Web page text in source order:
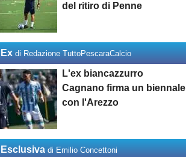
del ritiro di Penne
Ex di Redazione TuttoPescaraCalcio
L'ex biancazzurro
Cagnano firma un biennale
con l'Arezzo
Esclusiva di Emilio Concettoni